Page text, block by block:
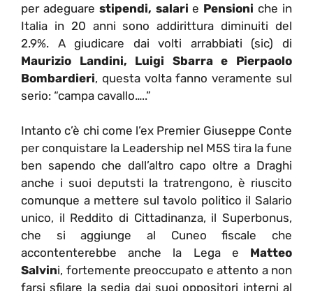
per adeguare stipendi, salari e Pensioni che in
Italia in 20 anni sono addirittura diminuiti del
2.9%. A giudicare dai volti arrabbiati (sic) di
Maurizio Landini, Luigi Sbarra e Pierpaolo
Bombardieri, questa volta fanno veramente sul
serio: “campa cavallo…..”
Intanto c’è chi come l’ex Premier Giuseppe Conte
per conquistare la Leadership nel M5S tira la fune
ben sapendo che dall’altro capo oltre a Draghi
anche i suoi deputsti la tratrengono, è riuscito
comunque a mettere sul tavolo politico il Salario
unico, il Reddito di Cittadinanza, il Superbonus,
che si aggiunge al Cuneo fiscale che
accontenterebbe anche la Lega e Matteo
Salvini, fortemente preoccupato e attento a non
farsi sfilare la sedia dai suoi oppositori interni al